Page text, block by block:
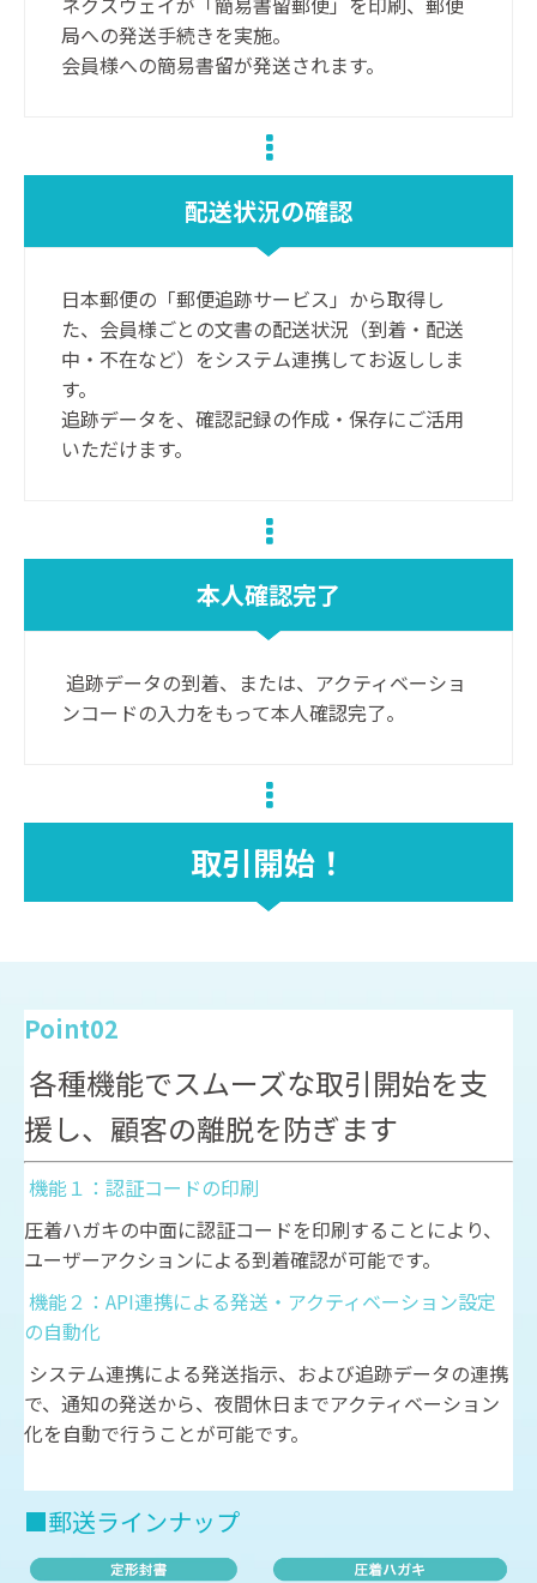
局への発送手続きを実施。
会員様への簡易書留が発送されます。
配送状況の確認
日本郵便の「郵便追跡サービス」から取得し
た、会員様ごとの文書の配送状況（到着・配送
中・不在など）をシステム連携してお返ししま
す。
追跡データを、確認記録の作成・保存にご活用
いただけます。
本人確認完了
追跡データの到着、または、アクティベーショ
ンコードの入力をもって本人確認完了。
取引開始！
Point02
各種機能でスムーズな取引開始を支
援し、顧客の離脱を防ぎます
機能１：認証コードの印刷
圧着ハガキの中面に認証コードを印刷することにより、
ユーザーアクションによる到着確認が可能です。
機能２：API連携による発送・アクティベーション設定
の自動化
システム連携による発送指示、および追跡データの連携
で、通知の発送から、夜間休日までアクティベーション
化を自動で行うことが可能です。
■郵送ラインナップ